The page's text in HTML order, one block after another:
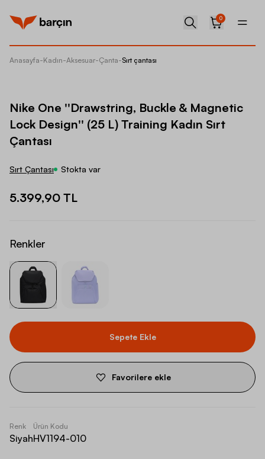
0
Anasayfa-Kadın-Aksesuar-Çanta-Sırt çantası
Nike One ''Drawstring, Buckle & Magnetic
Lock Design'' (25 L) Training Kadın Sırt
Çantası
Sırt Çantası Stokta var
5.399,90 TL
Renkler
Sepete Ekle
Favorilere ekle
Renk
Siyah
Ürün Kodu
HV1194-010